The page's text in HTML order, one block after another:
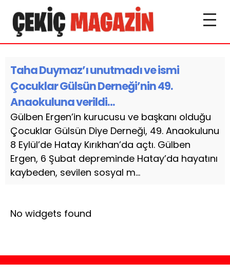
Taha Duymaz’ı unutmadı ve ismi
Çocuklar Gülsün Derneği’nin 49.
Anaokuluna verildi…
Gülben Ergen’in kurucusu ve başkanı olduğu
Çocuklar Gülsün Diye Derneği, 49. Anaokulunu
8 Eylül’de Hatay Kırıkhan’da açtı. Gülben
Ergen, 6 Şubat depreminde Hatay’da hayatını
kaybeden, sevilen sosyal m...
No widgets found